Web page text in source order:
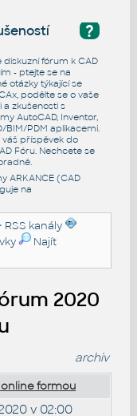
?
diskuzní fórum k CAD
- ptejte se na
otázky týkající se
podělte se o vaše
a zkušenosti s
AutoCAD, Inventor,
BIM/PDM aplikacemi.
váš příspěvek do
Fóru. Nechcete se
.
ARKANCE (CAD
na
RSS kanály
Najít
2020
archiv
formou
v 02:00